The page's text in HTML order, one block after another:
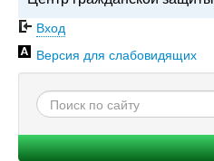
Вход
Версия для слабовидящих